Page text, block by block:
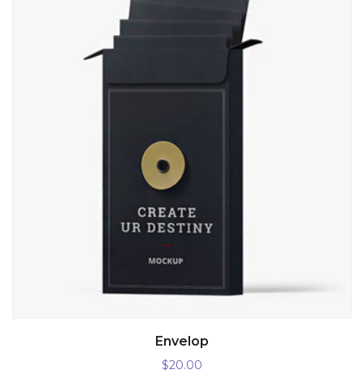
AÑADIR AL CARRITO
Envelop
$20.00